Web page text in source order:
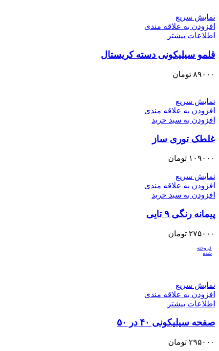
نمایش سریع
افزودن به علاقه مندی
اطلاعات بیشتر
قلمو سیلیکونی دسته کریستال
۸۹۰۰۰ تومان
نمایش سریع
افزودن به علاقه مندی
افزودن به سبد خرید
غلطک توری ساز
۱۰۹۰۰۰ تومان
نمایش سریع
افزودن به علاقه مندی
افزودن به سبد خرید
پیمانه رنگی ۹ تایی
۲۷۵۰۰۰ تومان
فروخته
شده
نمایش سریع
افزودن به علاقه مندی
اطلاعات بیشتر
صفحه سیلیکونی ۴۰ در ۵۰
۲۹۵۰۰۰ تومان